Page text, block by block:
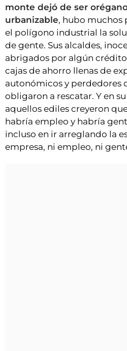
monte dejó de ser
urbanizable, hubo muchos
el polígono industrial la
de gente. Sus alcaldes,
abrigados por algún
cajas de ahorro llenas de
autonómicos y perdedores
obligaron a rescatar. Y en
aquellos ediles creyeron
habría empleo y habría
incluso en ir arreglando la
empresa, ni empleo, ni